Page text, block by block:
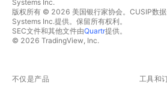
Systems Inc.
版权所有 © 2026 美国银行家协会。CUSIP数
Systems Inc.提供。保留所有权利。
SEC文件和其他文件由Quartr提供。
© 2026 TradingView, Inc.
不仅是产品 工具和